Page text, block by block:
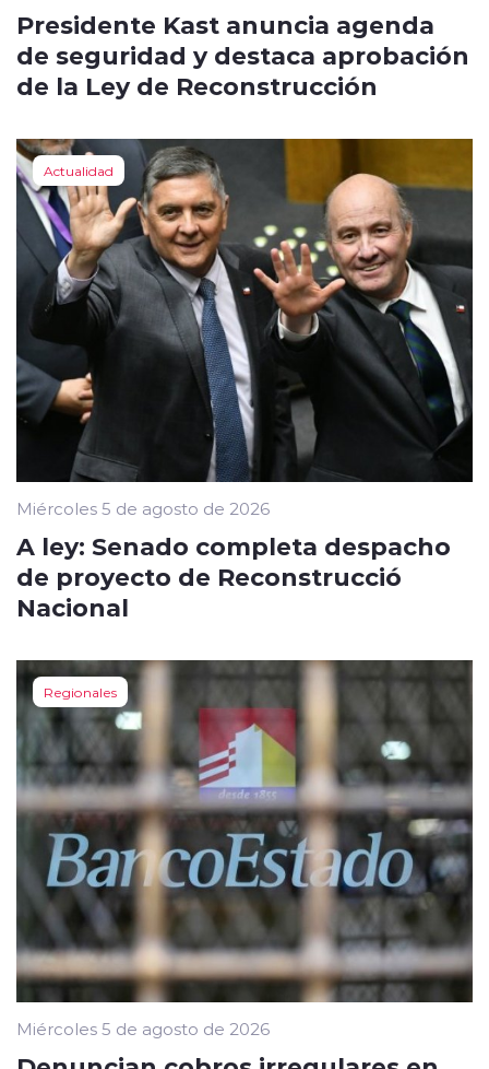
Presidente Kast anuncia agenda
de seguridad y destaca aprobación
de la Ley de Reconstrucción
Actualidad
Miércoles 5 de agosto de 2026
A ley: Senado completa despacho
de proyecto de Reconstrucció
Nacional
Regionales
Miércoles 5 de agosto de 2026